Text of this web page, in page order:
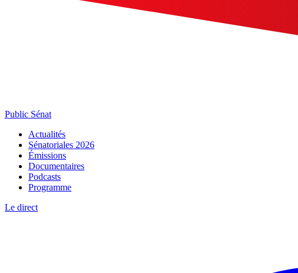
Public Sénat
Actualités
Sénatoriales 2026
Émissions
Documentaires
Podcasts
Programme
Le direct